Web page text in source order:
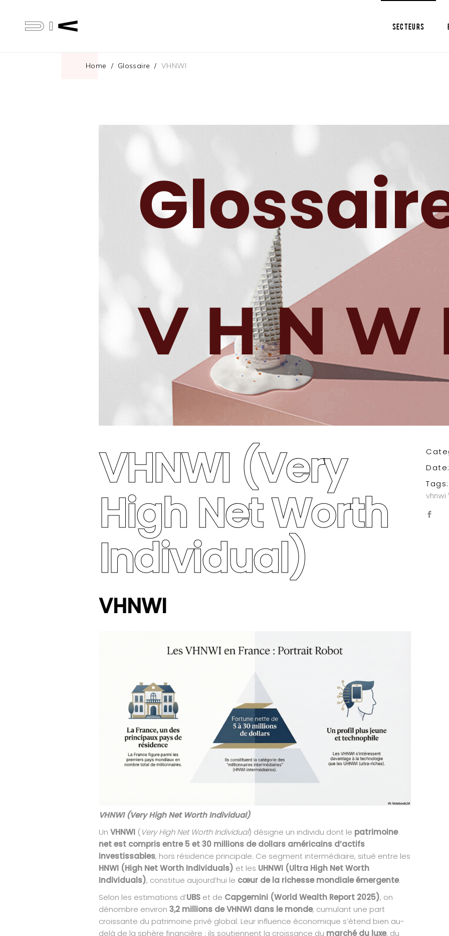
SECTEURS
Home / Glossaire / VHNWI
VHNWI (Very
High Net Worth
Individual)
VHNWI
VHNWI (Very High Net Worth Individual)
Un VHNWI (Very High Net Worth Individual) désigne un individu dont le patrimoine
net est compris entre 5 et 30 millions de dollars américains d’actifs
investissables, hors résidence principale. Ce segment intermédiaire, situé entre les
HNWI (High Net Worth Individuals) et les UHNWI (Ultra High Net Worth
Individuals), constitue aujourd’hui le cœur de la richesse mondiale émergente.
Selon les estimations d’UBS et de Capgemini (World Wealth Report 2025), on
dénombre environ 3,2 millions de VHNWI dans le monde, cumulant une part
croissante du patrimoine privé global. Leur influence économique s’étend bien au-
delà de la sphère financière : ils soutiennent la croissance du marché du luxe, du
Date:
Tags:
vhnwi